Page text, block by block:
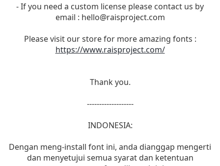
- If you need a custom license please contact us by
email : hello@raisproject.com
Please visit our store for more amazing fonts :
https://www.raisproject.com/
Thank you.
-------------------
INDONESIA:
Dengan meng-install font ini, anda dianggap mengerti
dan menyetujui semua syarat dan ketentuan